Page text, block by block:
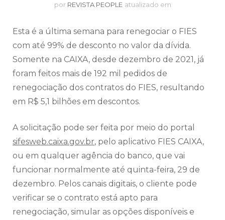
por REVISTA PEOPLE atualizado em
Esta é a última semana para renegociar o FIES
com até 99% de desconto no valor da dívida.
Somente na CAIXA, desde dezembro de 2021, já
foram feitos mais de 192 mil pedidos de
renegociação dos contratos do FIES, resultando
em R$ 5,1 bilhões em descontos.
A solicitação pode ser feita por meio do portal
sifesweb.caixa.gov.br, pelo aplicativo FIES CAIXA,
ou em qualquer agência do banco, que vai
funcionar normalmente até quinta-feira, 29 de
dezembro. Pelos canais digitais, o cliente pode
verificar se o contrato está apto para
renegociação, simular as opções disponíveis e